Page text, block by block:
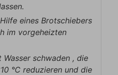
eines Brotschiebers
im vorgeheizten
schwaden , die
°C reduzieren und die